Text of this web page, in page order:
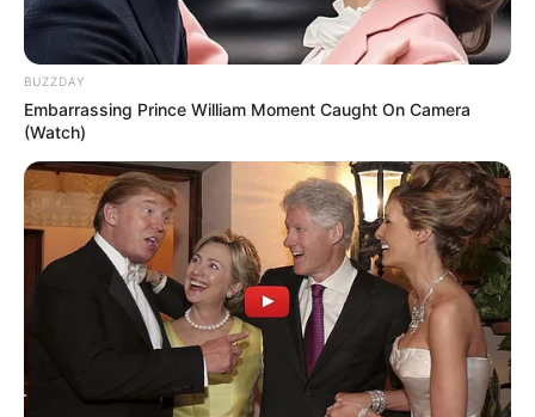
BUZZDAY
Embarrassing Prince William Moment Caught On Camera
(Watch)